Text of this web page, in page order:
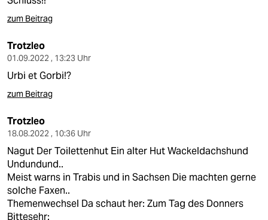
zum Beitrag
Trotzleo
01.09.2022 , 13:23 Uhr
Urbi et Gorbi!?
zum Beitrag
Trotzleo
18.08.2022 , 10:36 Uhr
Nagut Der Toilettenhut Ein alter Hut Wackeldachshund
Undundund..
Meist warns in Trabis und in Sachsen Die machten gerne
solche Faxen..
Themenwechsel Da schaut her: Zum Tag des Donners
Bittesehr: